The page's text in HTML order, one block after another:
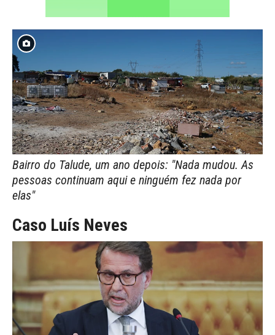
Bairro do Talude, um ano depois: "Nada mudou. As
pessoas continuam aqui e ninguém fez nada por
elas"
Caso Luís Neves